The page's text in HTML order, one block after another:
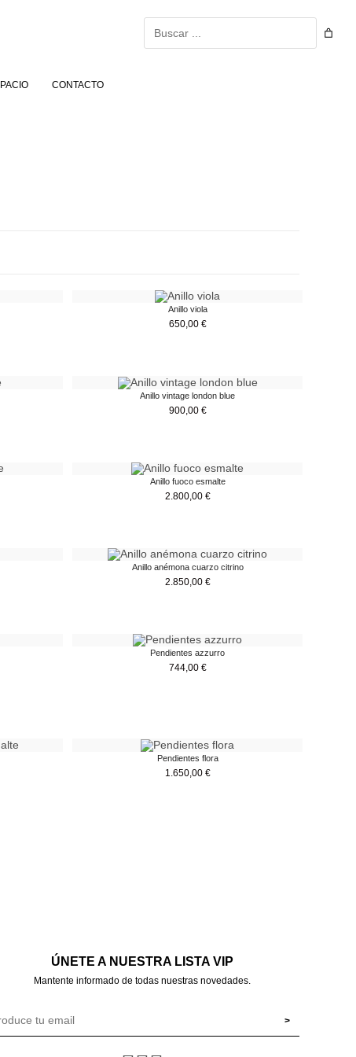
CONTACTO
Anillo viola
650,00 €
Anillo vintage london blue
900,00 €
Anillo fuoco esmalte
2.800,00 €
Anillo anémona cuarzo citrino
2.850,00 €
Pendientes azzurro
744,00 €
Pendientes flora
1.650,00 €
ÚNETE A NUESTRA LISTA VIP
Mantente informado de todas nuestras novedades.